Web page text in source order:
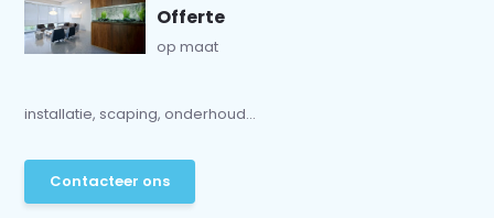
Offerte
op maat
installatie, scaping, onderhoud...
Contacteer ons